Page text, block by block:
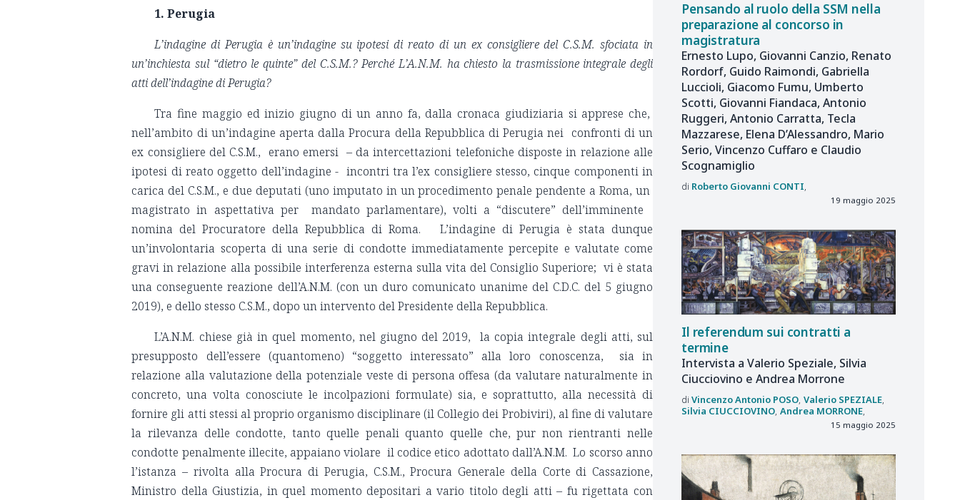
1. Perugia
L’indagine di Perugia è un’indagine su ipotesi di reato di un ex consigliere del C.S.M. sfociata in
un’inchiesta sul “dietro le quinte” del C.S.M.? Perché L’A.N.M. ha chiesto la trasmissione integrale degli
atti dell’indagine di Perugia?
Tra fine maggio ed inizio giugno di un anno fa, dalla cronaca giudiziaria si apprese che,
nell’ambito di un’indagine aperta dalla Procura della Repubblica di Perugia nei confronti di un
ex consigliere del C.S.M., erano emersi – da intercettazioni telefoniche disposte in relazione alle
ipotesi di reato oggetto dell’indagine - incontri tra l’ex consigliere stesso, cinque componenti in
carica del C.S.M., e due deputati (uno imputato in un procedimento penale pendente a Roma, un
magistrato in aspettativa per mandato parlamentare), volti a “discutere” dell’imminente
nomina del Procuratore della Repubblica di Roma. L’indagine di Perugia è stata dunque
un’involontaria scoperta di una serie di condotte immediatamente percepite e valutate come
gravi in relazione alla possibile interferenza esterna sulla vita del Consiglio Superiore; vi è stata
una conseguente reazione dell’A.N.M. (con un duro comunicato unanime del C.D.C. del 5 giugno
2019), e dello stesso C.S.M., dopo un intervento del Presidente della Repubblica.
L’A.N.M. chiese già in quel momento, nel giugno del 2019, la copia integrale degli atti, sul
presupposto dell’essere (quantomeno) “soggetto interessato” alla loro conoscenza, sia in
relazione alla valutazione della potenziale veste di persona offesa (da valutare naturalmente in
concreto, una volta conosciute le incolpazioni formulate) sia, e soprattutto, alla necessità di
fornire gli atti stessi al proprio organismo disciplinare (il Collegio dei Probiviri), al fine di valutare
la rilevanza delle condotte, tanto quelle penali quanto quelle che, pur non rientranti nelle
condotte penalmente illecite, appaiano violare il codice etico adottato dall’A.N.M. Lo scorso anno
l’istanza – rivolta alla Procura di Perugia, C.S.M., Procura Generale della Corte di Cassazione,
Ministro della Giustizia, in quel momento depositari a vario titolo degli atti – fu rigettata con
Pensando al ruolo della SSM nella
preparazione al concorso in
magistratura
Ernesto Lupo, Giovanni Canzio, Renato
Rordorf, Guido Raimondi, Gabriella
Luccioli, Giacomo Fumu, Umberto
Scotti, Giovanni Fiandaca, Antonio
Ruggeri, Antonio Carratta, Tecla
Mazzarese, Elena D’Alessandro, Mario
Serio, Vincenzo Cuffaro e Claudio
Scognamiglio
Roberto Giovanni CONTI
19 maggio 2025
Il referendum sui contratti a
termine
Intervista a Valerio Speziale, Silvia
Ciucciovino e Andrea Morrone
Vincenzo Antonio POSO Valerio SPEZIALE
Silvia CIUCCIOVINO Andrea MORRONE
15 maggio 2025